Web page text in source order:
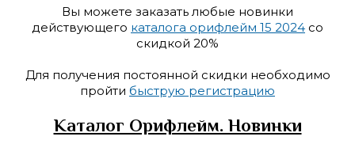
Вы можете заказать любые новинки
действующего каталога орифлейм 15 2024 со
скидкой 20%
Для получения постоянной скидки необходимо
пройти быструю регистрацию
Каталог Орифлейм. Новинки